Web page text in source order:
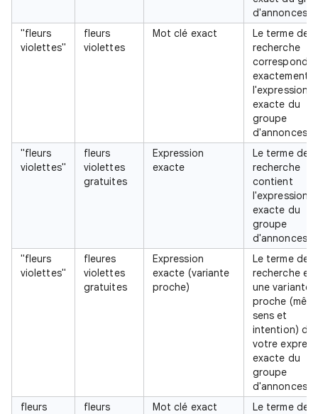
d'annonces
"fleurs
violettes"
fleurs
violettes
Mot clé exact
Le terme de
recherche
correspond
exactement à
l'expression
exacte du
groupe
d'annonces
"fleurs
violettes"
fleurs
violettes
gratuites
Expression
exacte
Le terme de
recherche
contient
l'expression
exacte du
groupe
d'annonces
"fleurs
violettes"
fleures
violettes
gratuites
Expression
exacte (variante
proche)
Le terme de
recherche est
une variante
proche
sens et
intention) de
votre
exacte du
groupe
d'annonces
fleurs
fleurs
Mot clé exact
Le terme de